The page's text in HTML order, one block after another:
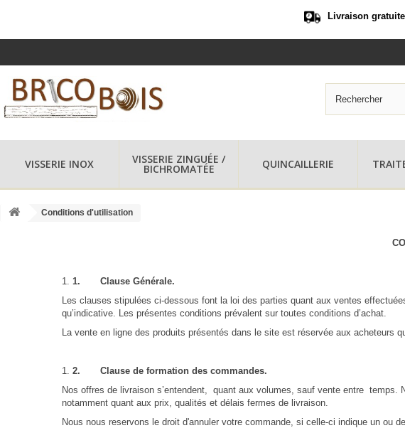
Livraison
VISSERIE INOX VISSERIE ZINGUÉE /
BICHROMATÉE QUINCAILLERIE
Conditions d'utilisation
1. Clause Générale.
Les clauses stipulées ci-dessous font la loi des parties quant aux ventes
qu’indicative. Les présentes conditions prévalent sur toutes conditions d’achat.
La vente en ligne des produits présentés dans le site est réservée aux acheteurs
2. Clause de formation des commandes.
Nos offres de livraison s’entendent, quant aux volumes, sauf vente entre
notamment quant aux prix, qualités et délais fermes de livraison.
Nous nous reservons le droit d'annuler votre commande, si celle-ci indique un ou